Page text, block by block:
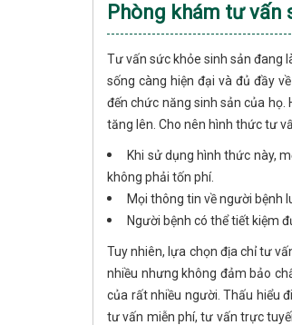
Phòng khám tư vấn
Tư vấn sức khỏe sinh sản đang
sống càng hiện đại và đủ đầy
đến chức năng sinh sản của
tăng lên. Cho nên hình thức tư
Khi sử dụng hình thức này,
không phải tốn phí.
Mọi thông tin về người bệnh
Người bệnh có thể tiết kiệm
Tuy nhiên, lựa chọn địa chỉ tư
nhiều nhưng không đảm bảo
của rất nhiều người. Thấu hiểu
tư vấn miễn phí, tư vấn trực